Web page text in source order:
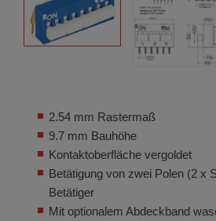
2.54 mm Rastermaß
9.7 mm Bauhöhe
Kontaktoberfläche vergoldet
Betätigung von zwei Polen (2 x
Betätiger
Mit optionalem Abdeckband